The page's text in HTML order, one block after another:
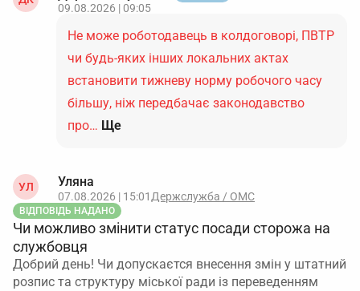
09.08.2026 | 09:05
Не може роботодавець в колдоговорі, ПВТР
чи будь-яких інших локальних актах
встановити тижневу норму робочого часу
більшу, ніж передбачає законодавство
про… Ще
УЛ Уляна
07.08.2026 | 15:01 Держслужба / ОМС
ВІДПОВІДЬ НАДАНО
Чи можливо змінити статус посади сторожа на
службовця
Добрий день! Чи допускаєтся внесення змін у штатний
розпис та структуру міської ради із переведенням